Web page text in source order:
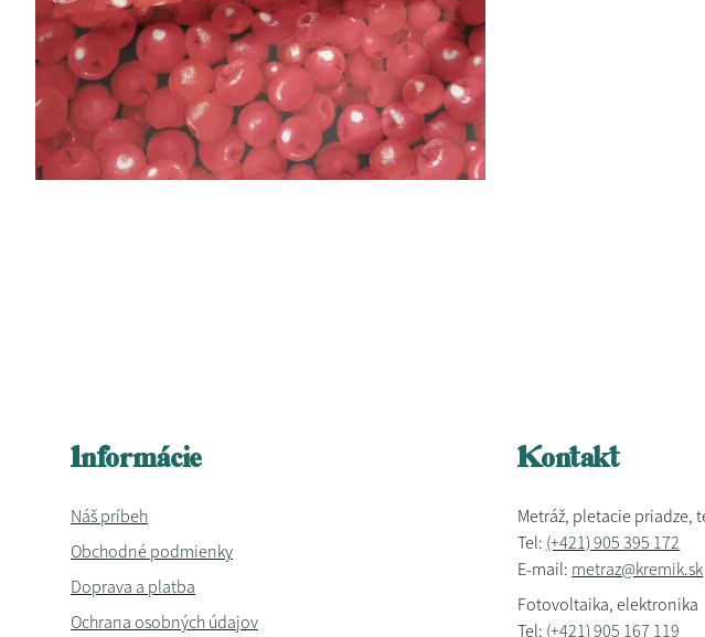
Informácie
Náš príbeh
Obchodné podmienky
Doprava a platba
Ochrana osobných údajov
Kontakt
Metráž, pletacie priadze,
Tel: (+421) 905 395 172
E-mail: metraz@kremik.sk
Fotovoltaika, elektronika
Tel: (+421) 905 167 119